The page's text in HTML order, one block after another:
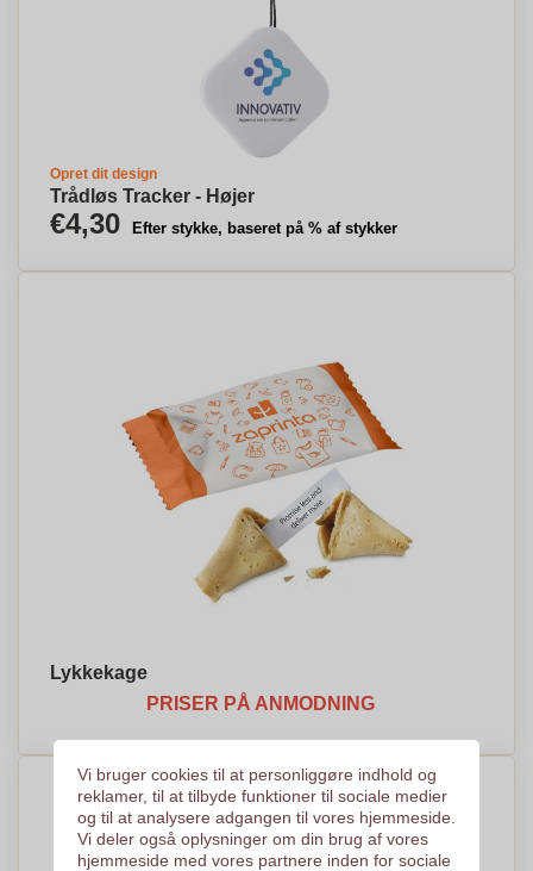
Opret dit design
Trådløs Tracker - Højer
€4,30 Efter stykke, baseret på % af stykker
Lykkekage
PRISER PÅ ANMODNING
Vi bruger cookies til at personliggøre indhold og
reklamer, til at tilbyde funktioner til sociale medier
og til at analysere adgangen til vores hjemmeside.
Vi deler også oplysninger om din brug af vores
hjemmeside med vores partnere inden for sociale